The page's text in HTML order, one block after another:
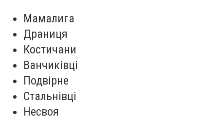
Мамалига
Драниця
Костичани
Ванчиківці
Подвірне
Стальнівці
Несвоя